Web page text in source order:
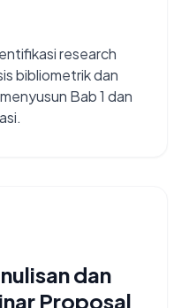
research
bibliometrik dan
Bab 1 dan
dan
Proposal